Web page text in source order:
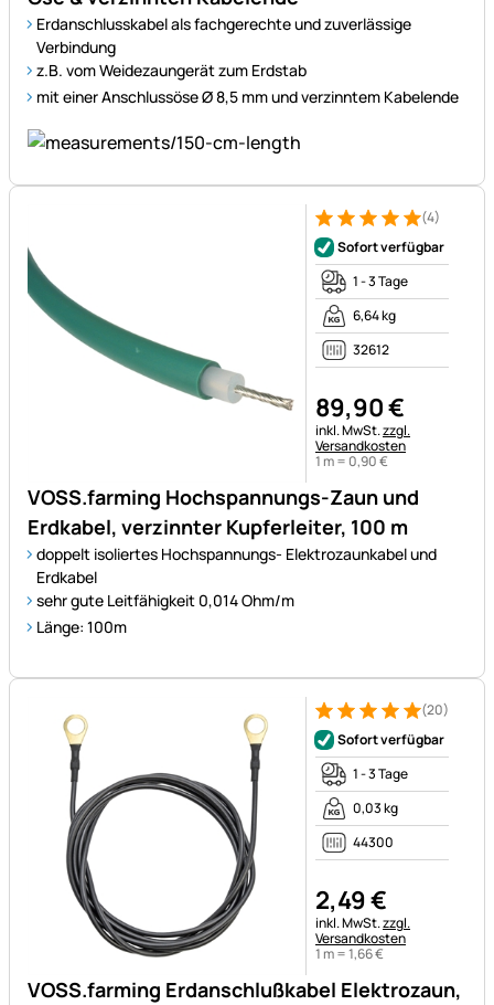
Erdanschlusskabel als fachgerechte und zuverlässige
Verbindung
z.B. vom Weidezaungerät zum Erdstab
mit einer Anschlussöse Ø 8,5 mm und verzinntem Kabelende
VOSS.farming Hochspannungs-Zaun und
Erdkabel, verzinnter Kupferleiter, 100 m
doppelt isoliertes Hochspannungs- Elektrozaunkabel und
Erdkabel
sehr gute Leitfähigkeit 0,014 Ohm/m
Länge: 100m
Bewertung: 5 von 5 (4
4 Bewertungen
(4)
Sofort verfügbar
1 - 3 Tage
6,64 kg
32612
89,90€
Steuerhinweis:
inkl. MwSt.zzgl.
Versandkosten
1 m = 0,90€
VOSS.farming Erdanschlußkabel Elektrozaun,
Bewertung: 5 von 5 (20
20 Bewertungen (20)
Sofort verfügbar
1 - 3 Tage
0,03 kg
44300
2,49€
Steuerhinweis:
inkl. MwSt.zzgl.
Versandkosten
1 m =1,66€